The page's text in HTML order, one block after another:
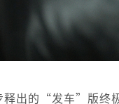
释出的“发车”版终